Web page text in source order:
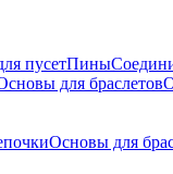
пусетПины
для браслетов
Основы для